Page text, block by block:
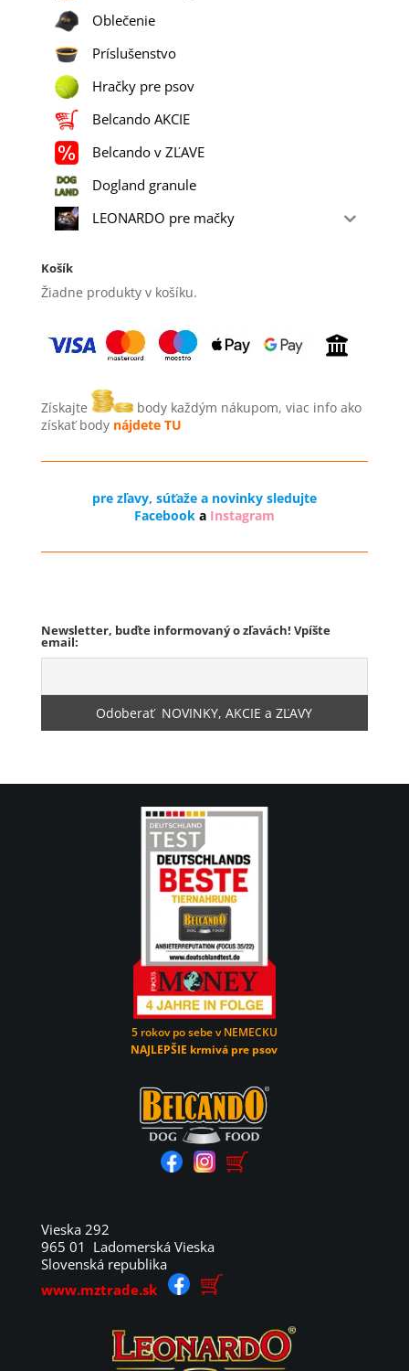
Oblečenie
Príslušenstvo
Hračky pre psov
Belcando AKCIE
Belcando v ZĽAVE
Dogland granule
LEONARDO pre mačky
Košík
Žiadne produkty v košíku.
Získajte
body každým nákupom, viac info ako
získať body nájdete TU
pre zľavy, súťaže a novinky sledujte
Facebook a Instagram
Newsletter, buďte informovaný o zľavách! Vpíšte
email:
5 rokov po sebe v NEMECKU
NAJLEPŠIE krmivá pre psov
Vieska 292
965 01 Ladomerská Vieska
Slovenská republika
www.mztrade.sk